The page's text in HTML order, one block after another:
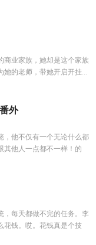
商业家族，她却是这个家族
她的老师，带她开启开挂...
外
，他不仅有一个无论什么都
其他人一点都不一样！的
，每天都做不完的任务。李
花钱。哎。花钱真是个技